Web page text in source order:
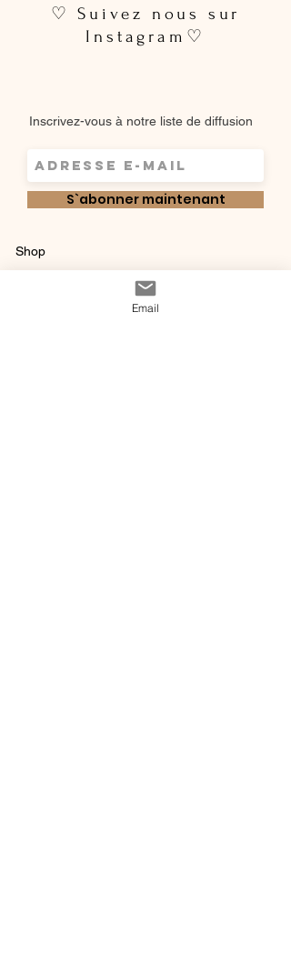
♡ Suivez nous sur
Instagram♡
Inscrivez-vous à notre liste de diffusion
S`abonner maintenant
Shop
instagram
Email